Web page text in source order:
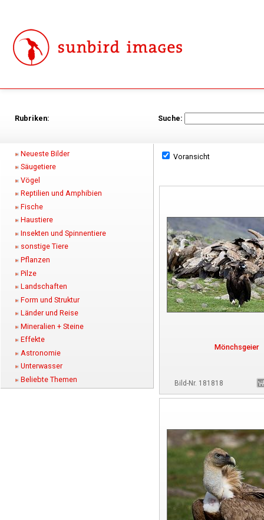
Rubriken: Suche:
Neueste Bilder
Säugetiere
Vögel
Reptilien und Amphibien
Fische
Haustiere
Insekten und Spinnentiere
sonstige Tiere
Pflanzen
Pilze
Landschaften
Form und Struktur
Länder und Reise
Mineralien + Steine
Effekte
Astronomie
Unterwasser
Beliebte Themen
Voransicht
Mönchsgeier
Bild-Nr. 181818